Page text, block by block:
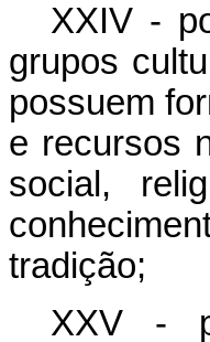
XXIV -
grupos
possuem
e recursos
social,
tradição;
XXV -